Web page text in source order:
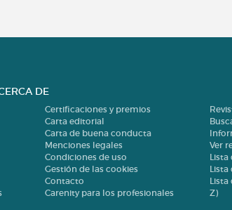
DE
Certificaciones y premios
Carta editorial
Carta de buena conducta
Menciones legales
Condiciones de uso
Gestión de las cookies
Contacto
Carenity para los profesionales
Ver
Lista
Lista
Lista
Z)